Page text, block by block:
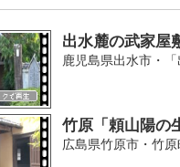
出水麓の武家屋
鹿児島県出水市・
竹原「頼山陽の
広島県竹原市・竹